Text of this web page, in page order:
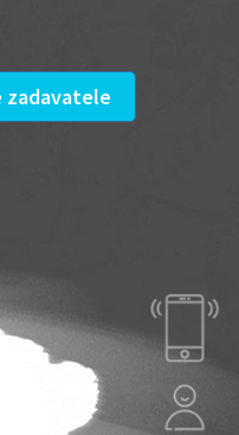
zadavatele